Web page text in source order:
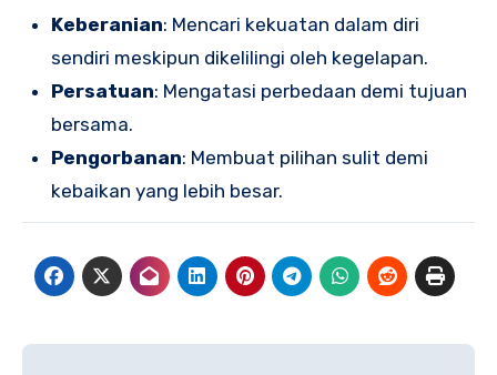
Keberanian: Mencari kekuatan dalam diri
sendiri meskipun dikelilingi oleh kegelapan.
Persatuan: Mengatasi perbedaan demi tujuan
bersama.
Pengorbanan: Membuat pilihan sulit demi
kebaikan yang lebih besar.